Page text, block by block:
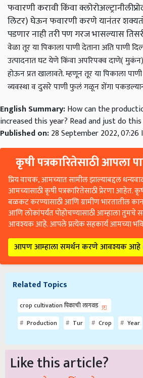
फवारणी करावी किंवा
लिटर) घेऊन फवारणी करणे यानंतर
पडणार नाही तरी पण गरज भासल्यास
वेळा तूर या पिकाला पाणी देताना अति पाणी
उत्पादनात घट येणे किंवा अपरिपक्व दाणे( मुकंन)
होऊन प्रत खालावते. म्हणून तूर या पिकाला
व्यवस्था व दुसरे पाणी फुलं गळून शेंगा
English Summary:How can the
increased this year? Read and just do
Published on:28 September 2022, 07:26
कृषी पत्रकारितेसाठी आपला
प्रिय वाचक, आमच्यात सामील झाल्याबद्दल
आमच्यासाठी कृषी पत्रकारितेसाठी प्रेरणा आहेत.
बळकट करण्यासाठी आणि ग्रामीण भारतातील
आणि लोकांपर्यंत पोहोचण्यासाठी आम्हाला तुमचे
आवश्यक आहे. आपले प्रत्येक सहकार्य आमच्या
आपण आम्हाला समर्थन करणे आवश्यक आहे
Related Topics
crop cultivation पिकाची लागवड
Production
Tur Crop Year
Like this article?